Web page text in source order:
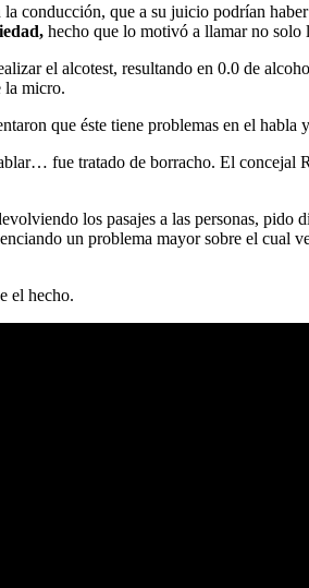
que a su juicio podrían
hecho que lo motivó a llamar no solo
el alcotest, resultando en 0.0 de
la micro.
que éste tiene problemas en el
fue tratado de borracho. El concejal
los pasajes a las personas,
un problema mayor sobre el
el hecho.